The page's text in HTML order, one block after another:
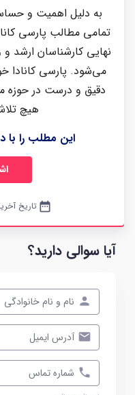
به دلیل اهمیت و
تمامی مطالب پارسی
نهایی کارشناسان ارشد
می‌شود. پارسی کانادا
دقیق و درست در حوزه
هیچ
این مطلب را با
date_range تاریخ
آیا سوالی دارید؟